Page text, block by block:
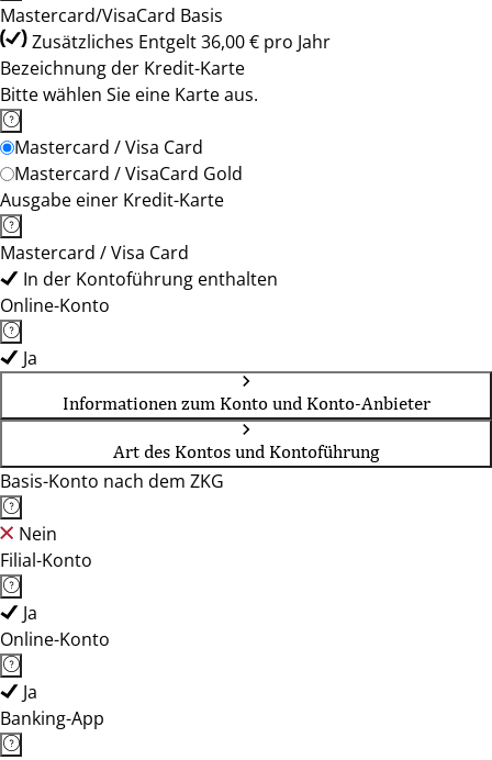
Mastercard/VisaCard Basis
Zusätzliches Entgelt 36,00 € pro Jahr
Bezeichnung der Kredit-Karte
Bitte wählen Sie eine Karte aus.
Mastercard / Visa Card
Mastercard / VisaCard Gold
Ausgabe einer Kredit-Karte
Mastercard / Visa Card
In der Kontoführung enthalten
Online-Konto
Ja
Informationen zum Konto und Konto-Anbieter
Art des Kontos und Kontoführung
Basis-Konto nach dem ZKG
Nein
Filial-Konto
Ja
Online-Konto
Ja
Banking-App